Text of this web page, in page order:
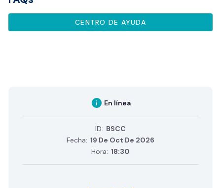
CENTRO DE AYUDA
info En línea
ID: BSCC
Fecha: 19 De Oct De 2026
Hora: 18:30